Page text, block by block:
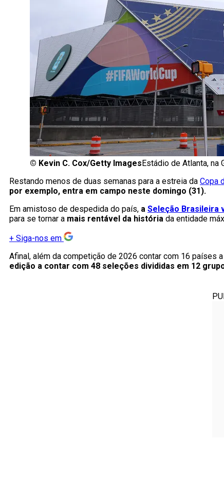
© Kevin C. Cox/Getty Images Estádio de Atlanta,
Restando menos de duas semanas para a estreia da Copa
por exemplo, entra em campo neste domingo (31).
Em amistoso de despedida do país, a Seleção Brasileira
para se tornar a mais rentável da história da entidade
+ Siga-nos em
Afinal, além da competição de 2026 contar com 16 países
edição a contar com 48 seleções divididas em 12